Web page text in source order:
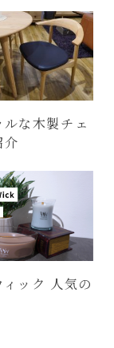
な木製チェ
介
ィック 人気の